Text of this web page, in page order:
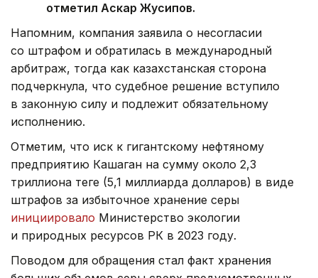
отметил Аскар Жусипов.
Напомним, компания заявила о несогласии
со штрафом и обратилась в международный
арбитраж, тогда как казахстанская сторона
подчеркнула, что судебное решение вступило
в законную силу и подлежит обязательному
исполнению.
Отметим, что иск к гигантскому нефтяному
предприятию Кашаган на сумму около 2,3
триллиона теңге (5,1 миллиарда долларов) в виде
штрафов за избыточное хранение серы
инициировало Министерство экологии
и природных ресурсов РК в 2023 году.
Поводом для обращения стал факт хранения